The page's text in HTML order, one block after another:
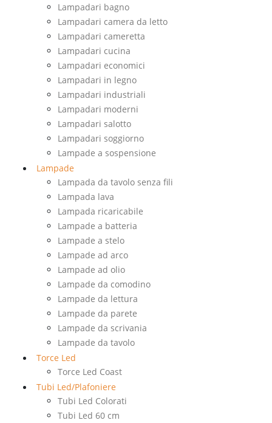
Lampadari bagno
Lampadari camera da letto
Lampadari cameretta
Lampadari cucina
Lampadari economici
Lampadari in legno
Lampadari industriali
Lampadari moderni
Lampadari salotto
Lampadari soggiorno
Lampade a sospensione
Lampade
Lampada da tavolo senza fili
Lampada lava
Lampada ricaricabile
Lampade a batteria
Lampade a stelo
Lampade ad arco
Lampade ad olio
Lampade da comodino
Lampade da lettura
Lampade da parete
Lampade da scrivania
Lampade da tavolo
Torce Led
Torce Led Coast
Tubi Led/Plafoniere
Tubi Led Colorati
Tubi Led 60 cm